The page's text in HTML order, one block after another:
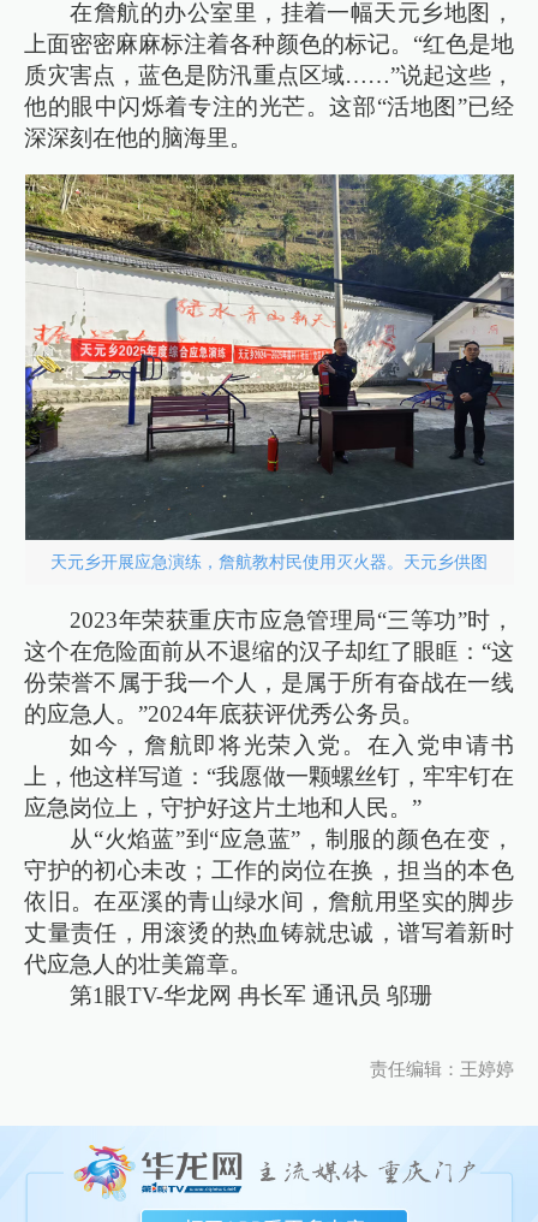
在詹航的办公室里，挂着一幅天元乡地图，
上面密密麻麻标注着各种颜色的标记。“红色是地
质灾害点，蓝色是防汛重点区域……”说起这些，
他的眼中闪烁着专注的光芒。这部“活地图”已经
深深刻在他的脑海里。
天元乡开展应急演练，詹航教村民使用灭火器。天元乡供图
2023年荣获重庆市应急管理局“三等功”时，
这个在危险面前从不退缩的汉子却红了眼眶：“这
份荣誉不属于我一个人，是属于所有奋战在一线
的应急人。”2024年底获评优秀公务员。
如今，詹航即将光荣入党。在入党申请书
上，他这样写道：“我愿做一颗螺丝钉，牢牢钉在
应急岗位上，守护好这片土地和人民。”
从“火焰蓝”到“应急蓝”，制服的颜色在变，
守护的初心未改；工作的岗位在换，担当的本色
依旧。在巫溪的青山绿水间，詹航用坚实的脚步
丈量责任，用滚烫的热血铸就忠诚，谱写着新时
代应急人的壮美篇章。
第1眼TV-华龙网 冉长军 通讯员 邬珊
责任编辑：王婷婷